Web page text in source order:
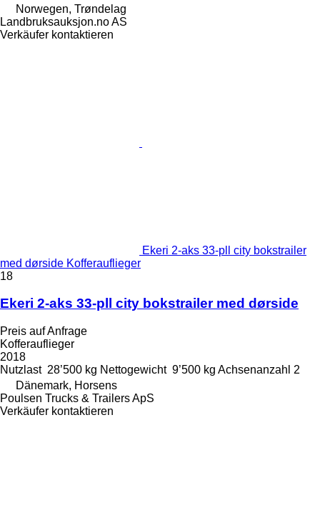
Norwegen, Trøndelag
Landbruksauksjon.no AS
Verkäufer kontaktieren
Ekeri 2-aks 33-pll city bokstrailer
med dørside Kofferauflieger
18
Ekeri 2-aks 33-pll city bokstrailer med dørside
Preis auf Anfrage
Kofferauflieger
2018
Nutzlast 28’500 kg Nettogewicht 9’500 kg Achsenanzahl 2
Dänemark, Horsens
Poulsen Trucks & Trailers ApS
Verkäufer kontaktieren